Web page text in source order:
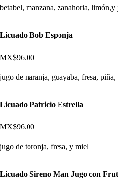
betabel, manzana, zanahoria, limón,y
Licuado Bob Esponja
MX$96.00
jugo de naranja, guayaba, fresa, piña,
Licuado Patricio Estrella
MX$96.00
jugo de toronja, fresa, y miel
Licuado Sireno Man Jugo con